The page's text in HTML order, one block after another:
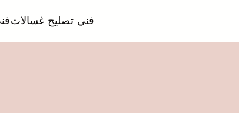
فني تصليح غسالات